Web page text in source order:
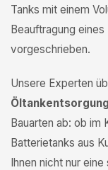
Tanks mit einem
Beauftragung eines
vorgeschrieben.
Unsere Experten
Bauarten ab: ob im
Batterietanks aus
Ihnen nicht nur